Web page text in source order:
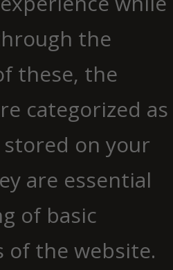
the
these, the
categorized as
stored on your
are essential
of basic
the website.